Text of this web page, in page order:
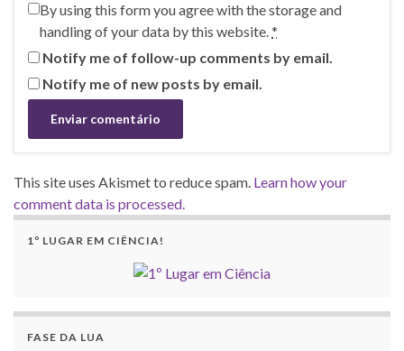
By using this form you agree with the storage and
handling of your data by this website.*
Notify me of follow-up comments by email.
Notify me of new posts by email.
This site uses Akismet to reduce spam. Learn how your
comment data is processed.
1º LUGAR EM CIÊNCIA!
FASE DA LUA